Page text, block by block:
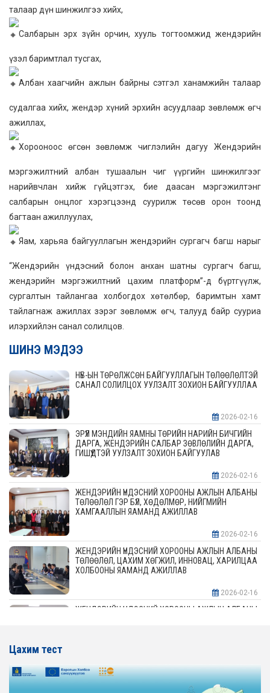
талаар дүн шинжилгээ хийх,
Салбарын эрх зүйн орчин, хууль тогтоомжид жендэрийн
үзэл баримтлал тусгах,
Албан хаагчийн ажлын байрны сэтгэл ханамжийн талаар
судалгаа хийх, жендэр хүний эрхийн асуудлаар зөвлөмж өгч
ажиллах,
Хорооноос өгсөн зөвлөмж чиглэлийн дагуу Жендэрийн
мэргэжилтний албан тушаалын чиг үүргийн шинжилгээг
нарийвчлан хийж гүйцэтгэх, бие даасан мэргэжилтэнг
салбарын онцлог хэрэгцээнд суурилж төсөв орон тоонд
багтаан ажиллуулах,
Яам, харьяа байгууллагын жендэрийн сургагч багш нарыг
“Жендэрийн үндэсний болон анхан шатны сургагч багш,
жендэрийн мэргэжилтний цахим платформ”-д бүртгүүлж,
сургалтын тайлангаа холбогдох хөтөлбөр, баримтын хамт
тайлагнаж ажиллах зэрэг зөвлөмж өгч, талууд байр сууриа
илэрхийлэн санал солилцов.
ШИНЭ МЭДЭЭ
НҮБ-ЫН ТӨРӨЛЖСӨН БАЙГУУЛЛАГЫН ТӨЛӨӨЛӨЛТЭЙ
САНАЛ СОЛИЛЦОХ УУЛЗАЛТ ЗОХИОН БАЙГУУЛЛАА
2026-02-16
ЭРҮҮЛ МЭНДИЙН ЯАМНЫ ТӨРИЙН НАРИЙН БИЧГИЙН
ДАРГА, ЖЕНДЭРИЙН САЛБАР ЗӨВЛӨЛИЙН ДАРГА,
ГИШҮҮДТЭЙ УУЛЗАЛТ ЗОХИОН БАЙГУУЛАВ
2026-02-16
ЖЕНДЭРИЙН ҮНДЭСНИЙ ХОРООНЫ АЖЛЫН АЛБАНЫ
ТӨЛӨӨЛӨЛ ГЭР БҮЛ, ХӨДӨЛМӨР, НИЙГМИЙН
ХАМГААЛЛЫН ЯАМАНД АЖИЛЛАВ
2026-02-16
ЖЕНДЭРИЙН ҮНДЭСНИЙ ХОРООНЫ АЖЛЫН АЛБАНЫ
ТӨЛӨӨЛӨЛ, ЦАХИМ ХӨГЖИЛ, ИННОВАЦ, ХАРИЛЦАА
ХОЛБООНЫ ЯАМАНД АЖИЛЛАВ
2026-02-16
ЖЕНДЭРИЙН ҮНДЭСНИЙ ХОРООНЫ АЖЛЫН АЛБАНЫ
ЖЕНДЭРИЙН ҮНДЭСНИЙ ХОРООНЫ АЖЛЫН АЛБАНЫ
ТӨЛӨӨЛӨЛ ХОТ БАЙГУУЛАЛТ, БАРИЛГА, ОРОН
СУУЦЖУУЛАЛТЫН ЯАМАНД АЖИЛЛАВ
Цахим тест